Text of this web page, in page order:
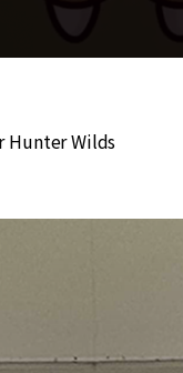
Hunter Wilds